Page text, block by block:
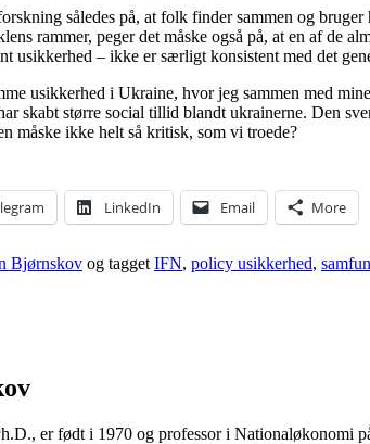
således på, at folk finder sammen og
rammer, peger det måske også på, at en af de
usikkerhed – ikke er særligt konsistent med det
usikkerhed i Ukraine, hvor jeg sammen med
skabt større social tillid blandt ukrainerne. Den
måske ikke helt så kritisk, som vi troede?
LinkedIn Email More
Bjørnskov og tagget IFN, policy usikkerhed,
er født i 1970 og professor i Nationaløkonomi